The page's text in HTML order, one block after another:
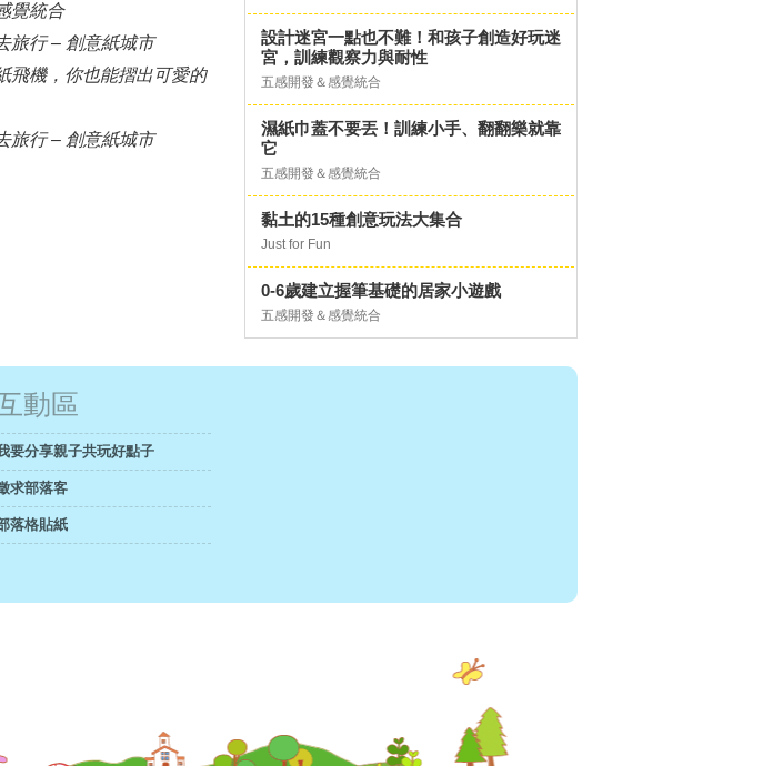
覺統合
旅行 – 創意紙城市
飛機，你也能摺出可愛的
旅行 – 創意紙城市
設計迷宮一點也不難！和孩子創造好玩迷
宮，訓練觀察力與耐性
五感開發＆感覺統合
濕紙巾蓋不要丟！訓練小手、翻翻樂就靠
它
五感開發＆感覺統合
黏土的15種創意玩法大集合
Just for Fun
0-6歲建立握筆基礎的居家小遊戲
五感開發＆感覺統合
動區
要分享親子共玩好點子
求部落客
落格貼紙